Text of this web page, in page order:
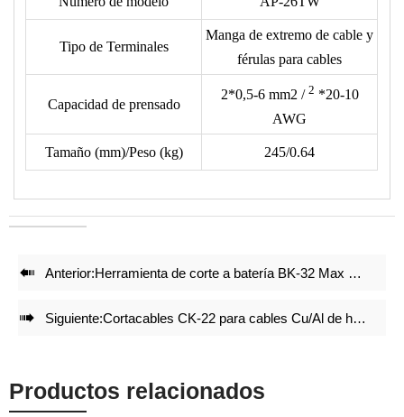
Tipo de Terminales
Manga de extremo de cable y
férulas para cables
Capacidad de prensado
2*0,5-6 mm2 / 2 *20-10
AWG
Tamaño (mm)/Peso (kg) 245/0.64
OEM
• El siguiente formato no incluye los terminales, consulte el
tipo de terminal con nuestro dibujo de matrices.
• Reduce un 50% de energía al crimpar.
• Juegos de matrices de crimpado precisos y bloqueo integral
• La estructura ligera y compacta mantiene el efecto de
 Anterior:Herramienta de corte a batería BK-32 Max Ø32mm
 Siguiente:Cortacables CK-22 para cables Cu/Al de hasta 22 mm²
Productos relacionados